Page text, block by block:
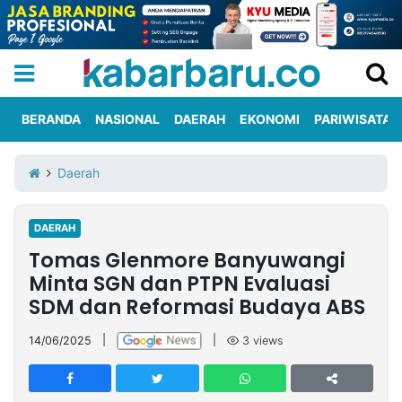
Iklan
Berita
Kami
Nasional
International
Olahraga
Entertainment
Daerah
Pariwisata
Kuliner
Kolom
Network
PT
TREETAN
BERANDA NASIONAL DAERAH EKONOMI PARIWISATA
Daerah
DAERAH
Tomas Glenmore Banyuwangi
Minta SGN dan PTPN Evaluasi
SDM dan Reformasi Budaya ABS
14/06/2025 3 views